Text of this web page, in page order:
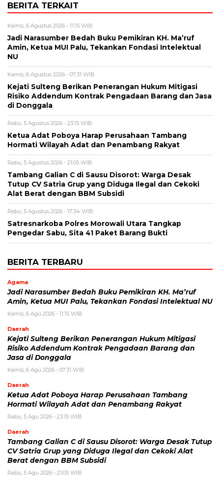
BERITA TERKAIT
Kamis, 6 Agustus 2026 - 11:15 WIB
Jadi Narasumber Bedah Buku Pemikiran KH. Ma’ruf
Amin, Ketua MUI Palu, Tekankan Fondasi Intelektual
NU
Kamis, 6 Agustus 2026 - 07:31 WIB
Kejati Sulteng Berikan Penerangan Hukum Mitigasi
Risiko Addendum Kontrak Pengadaan Barang dan Jasa
di Donggala
Rabu, 5 Agustus 2026 - 23:15 WIB
Ketua Adat Poboya Harap Perusahaan Tambang
Hormati Wilayah Adat dan Penambang Rakyat
Rabu, 5 Agustus 2026 - 21:05 WIB
Tambang Galian C di Sausu Disorot: Warga Desak
Tutup CV Satria Grup yang Diduga Ilegal dan Cekoki
Alat Berat dengan BBM Subsidi
Rabu, 5 Agustus 2026 - 17:34 WIB
Satresnarkoba Polres Morowali Utara Tangkap
Pengedar Sabu, Sita 41 Paket Barang Bukti
BERITA TERBARU
Agama
Jadi Narasumber Bedah Buku Pemikiran KH. Ma’ruf
Amin, Ketua MUI Palu, Tekankan Fondasi Intelektual NU
Kamis, 6 Agu 2026 - 11:15 WIB
Daerah
Kejati Sulteng Berikan Penerangan Hukum Mitigasi
Risiko Addendum Kontrak Pengadaan Barang dan
Jasa di Donggala
Kamis, 6 Agu 2026 - 07:31 WIB
Daerah
Ketua Adat Poboya Harap Perusahaan Tambang
Hormati Wilayah Adat dan Penambang Rakyat
Rabu, 5 Agu 2026 - 23:15 WIB
Daerah
Tambang Galian C di Sausu Disorot: Warga Desak Tutup
CV Satria Grup yang Diduga Ilegal dan Cekoki Alat
Berat dengan BBM Subsidi
Rabu, 5 Agu 2026 - 21:05 WIB